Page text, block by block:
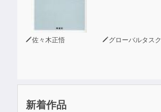
佐々木正悟 グローバルタスクフォース(著)
新着作品